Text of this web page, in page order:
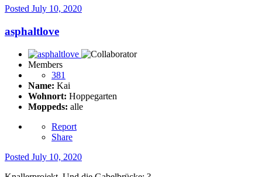
Posted July 10, 2020
asphaltlove
Members
381
Name: Kai
Wohnort: Hoppegarten
Moppeds: alle
Report
Share
Posted July 10, 2020